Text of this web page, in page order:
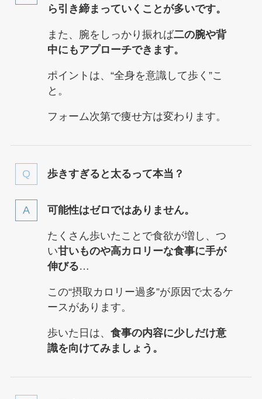
ら引き締まっていくことが多いです。
また、腕をしっかり振れば二の腕や背
中にもアプローチできます。
ポイントは、“全身を意識して歩く”こ
と。
フォーム次第で痩せ方は変わります。
歩きすぎると太るって本当？
可能性はゼロではありません。
たくさん歩いたことで食欲が増し、つ
い甘いものや高カロリーな食事に手が
伸びる…
この“摂取カロリー過多”が原因で太るケ
ースがあります。
歩いた日は、 食事の内容に少しだけ意
識を向けてみましょう。